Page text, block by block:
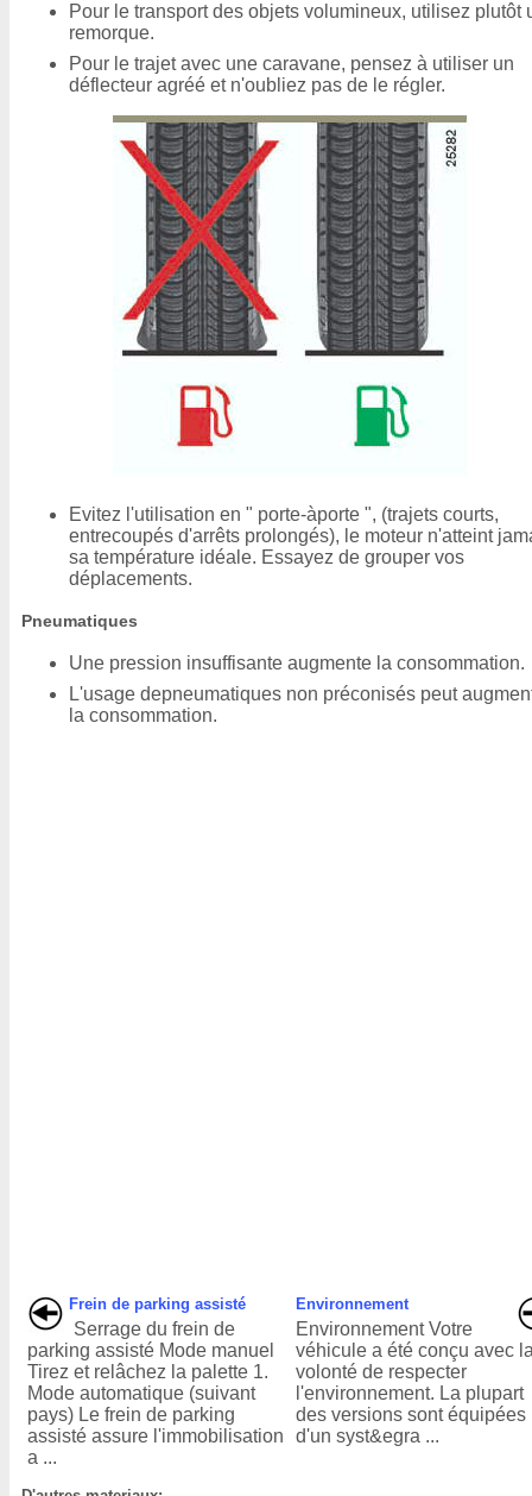
Pour le transport des objets volumineux, utilisez plutôt
remorque.
Pour le trajet avec une caravane, pensez à utiliser un
déflecteur agréé et n'oubliez pas de le régler.
Evitez l'utilisation en " porte-àporte ", (trajets courts,
entrecoupés d'arrêts prolongés), le moteur n'atteint
sa température idéale. Essayez de grouper vos
déplacements.
Pneumatiques
Une pression insuffisante augmente la consommation.
L'usage depneumatiques non préconisés peut
la consommation.
Frein de parking assisté
Serrage du frein de
parking assisté Mode manuel
Tirez et relâchez la palette 1.
Mode automatique (suivant
pays) Le frein de parking
assisté assure l'immobilisation
a ...
Environnement
Environnement Votre
véhicule a été conçu avec
volonté de respecter
l'environnement. La plupart
des versions sont équipées
d'un syst&egra ...